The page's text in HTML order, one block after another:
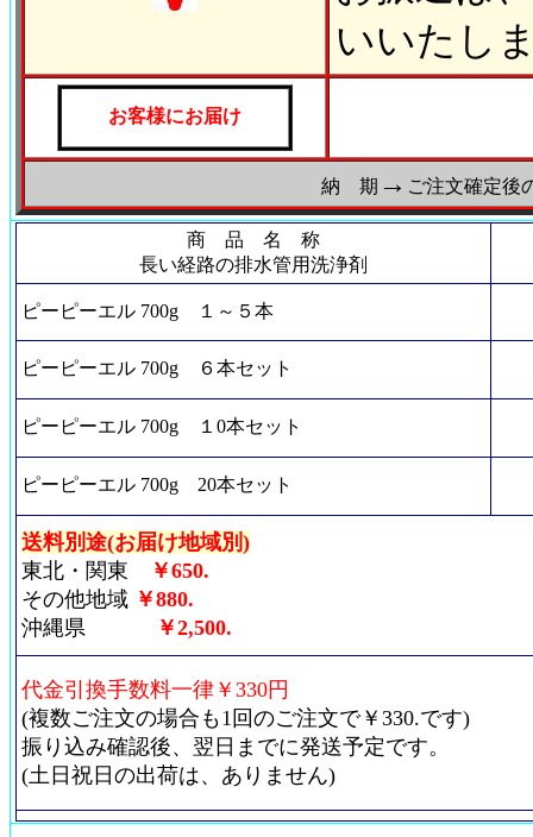
いいたし
お客様にお届け
納 期 → ご注文確定後
商 品 名 称
長い経路の排水管用洗浄剤
ピーピーエル 700g １～５本
ピーピーエル 700g ６本セット
ピーピーエル 700g １0本セット
ピーピーエル 700g 20本セット
送料別途(お届け地域別)
東北・関東
￥650.
その他地域 ￥880.
沖縄県
￥2,500.
代金引換手数料一律￥330円
(複数ご注文の場合も1回のご注文で￥330.です)
振り込み確認後、翌日までに発送予定です。
(土日祝日の出荷は、ありません)